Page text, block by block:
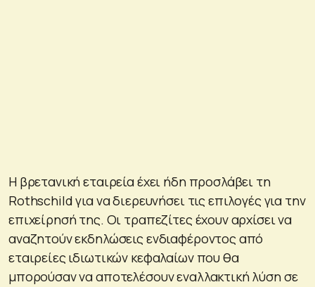
Η βρετανική εταιρεία έχει ήδη προσλάβει τη
Rothschild για να διερευνήσει τις επιλογές για την
επιχείρησή της. Οι τραπεζίτες έχουν αρχίσει να
αναζητούν εκδηλώσεις ενδιαφέροντος από
εταιρείες ιδιωτικών κεφαλαίων που θα
μπορούσαν να αποτελέσουν εναλλακτική λύση σε